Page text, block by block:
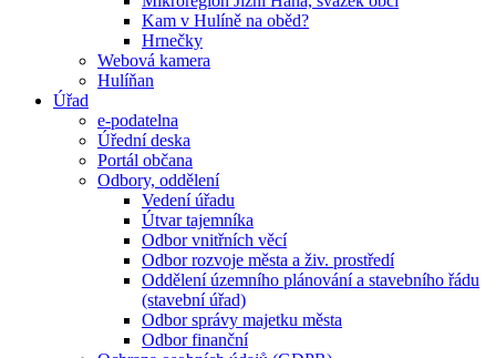
Kam v Hulíně na oběd?
Hrnečky
Webová kamera
Hulíňan
Úřad
e-podatelna
Úřední deska
Portál občana
Odbory, oddělení
Vedení úřadu
Útvar tajemníka
Odbor vnitřních věcí
Odbor rozvoje města a živ. prostředí
Oddělení územního plánování a stavebního řádu
(stavební úřad)
Odbor správy majetku města
Odbor finanční